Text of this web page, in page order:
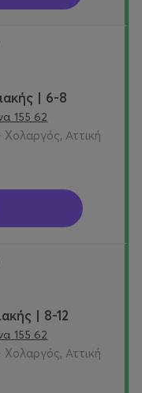
| 6-8
155 62
Αττική
| 8-12
155 62
Αττική